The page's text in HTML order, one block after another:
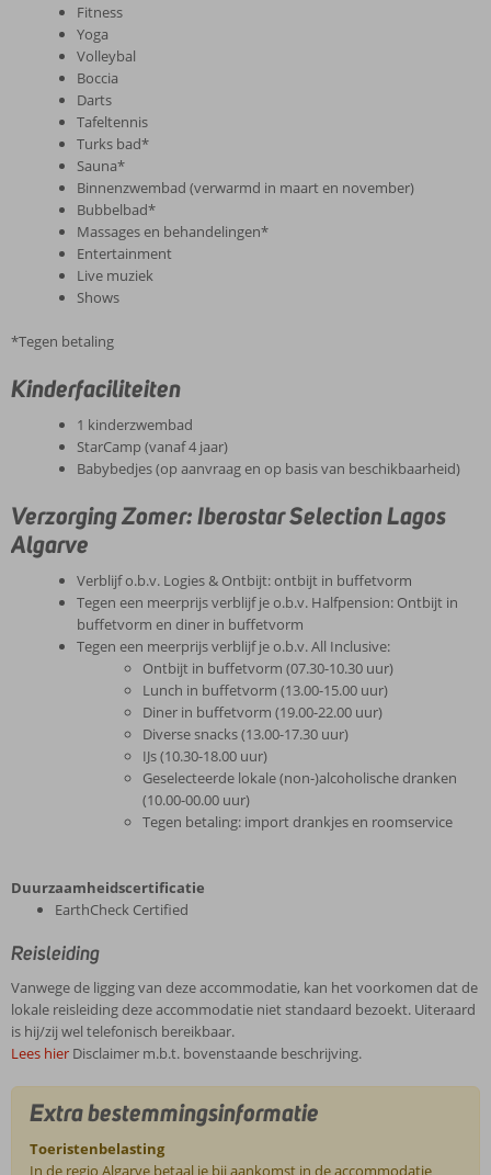
Fitness
Yoga
Volleybal
Boccia
Darts
Tafeltennis
Turks bad*
Sauna*
Binnenzwembad (verwarmd in maart en november)
Bubbelbad*
Massages en behandelingen*
Entertainment
Live muziek
Shows
*Tegen betaling
Kinderfaciliteiten
1 kinderzwembad
StarCamp (vanaf 4 jaar)
Babybedjes (op aanvraag en op basis van beschikbaarheid)
Verzorging Zomer: Iberostar Selection Lagos
Algarve
Verblijf o.b.v. Logies & Ontbijt: ontbijt in buffetvorm
Tegen een meerprijs verblijf je o.b.v. Halfpension: Ontbijt in
buffetvorm en diner in buffetvorm
Tegen een meerprijs verblijf je o.b.v. All Inclusive:
Ontbijt in buffetvorm (07.30-10.30 uur)
Lunch in buffetvorm (13.00-15.00 uur)
Diner in buffetvorm (19.00-22.00 uur)
Diverse snacks (13.00-17.30 uur)
IJs (10.30-18.00 uur)
Geselecteerde lokale (non-)alcoholische dranken
(10.00-00.00 uur)
Tegen betaling: import drankjes en roomservice
Duurzaamheidscertificatie
EarthCheck Certified
Reisleiding
Vanwege de ligging van deze accommodatie, kan het voorkomen dat de
lokale reisleiding deze accommodatie niet standaard bezoekt. Uiteraard
is hij/zij wel telefonisch bereikbaar.
Lees hier Disclaimer m.b.t. bovenstaande beschrijving.
Extra bestemmingsinformatie
Toeristenbelasting
In de regio Algarve betaal je bij aankomst in de accommodatie